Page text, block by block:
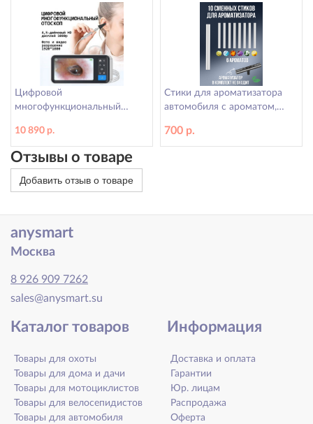
Цифровой
многофункциональный
экраном ANYSMART N1
10 890 р.
Стики для ароматизатора
автомобиля с ароматом,
ANYSMART, 10 сменных
стиков
700 р.
Отзывы о товаре
Добавить отзыв о товаре
anysmart
Москва
8 926 909 7262
sales@anysmart.su
Каталог товаров
Товары для охоты
Товары для дома и дачи
Товары для мотоциклистов
Товары для велосепидистов
Товары для автомобиля
Информация
Доставка и оплата
Гарантии
Юр. лицам
Распродажа
Оферта